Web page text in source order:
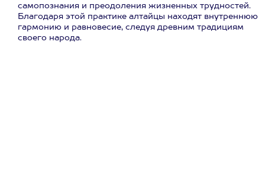
самопознания и преодоления жизненных трудностей.
Благодаря этой практике алтайцы находят внутреннюю
гармонию и равновесие, следуя древним традициям
своего народа.